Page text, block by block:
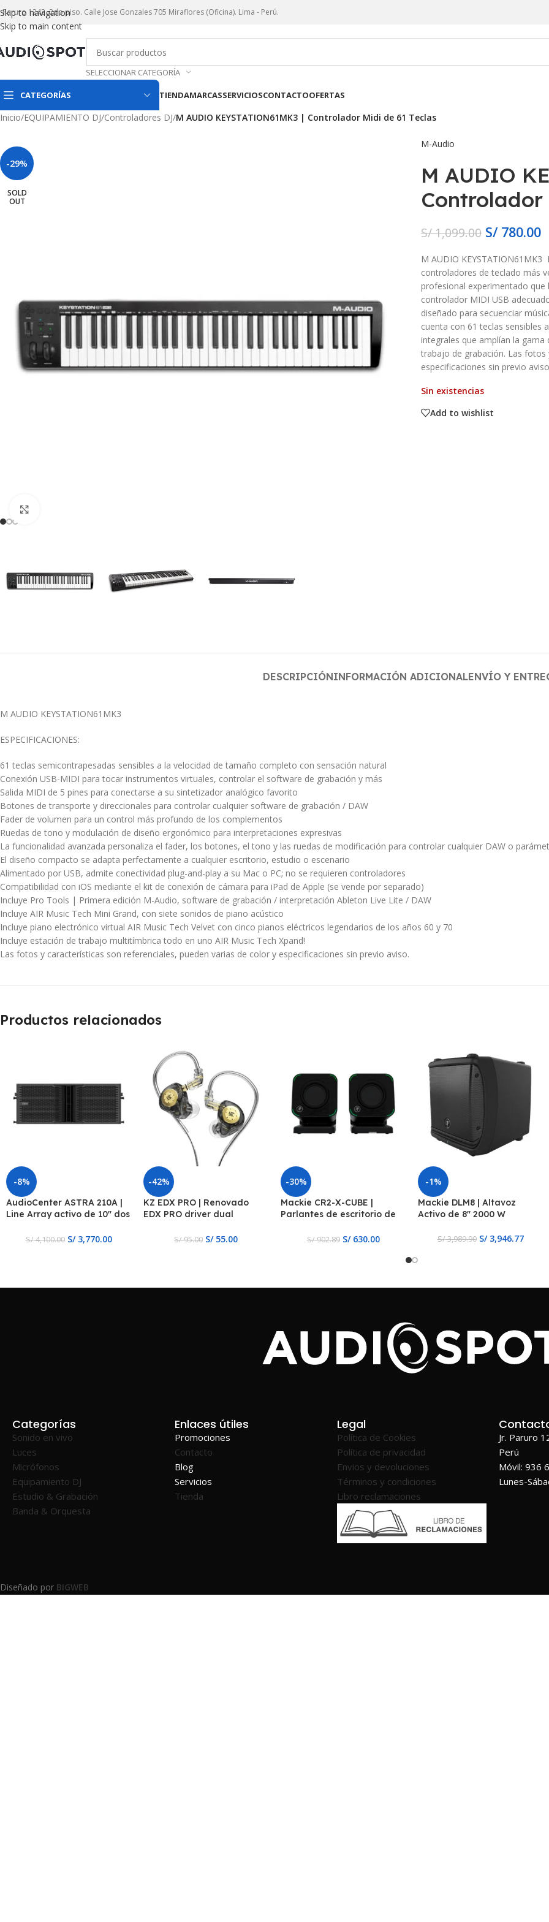
Skip to navigation
Skip to main content
Paruro 1242. 2do piso. Calle Jose Gonzales 705 Miraflores (Oficina). Lima - Perú.
SELECCIONAR CATEGORÍA
CATEGORÍAS TIENDAMARCASSERVICIOSCONTACTOOFERTAS
Inicio/EQUIPAMIENTO DJ/Controladores DJ/M AUDIO KEYSTATION61MK3 | Controlador Midi de 61 Teclas
-29%
SOLD
OUT
M-Audio
M AUDIO
Controlador
S/1,099.00 S/780.00
M AUDIO
controladores de teclado más
profesional experimentado
controlador MIDI USB
diseñado para secuenciar
cuenta con 61 teclas sensibles
integrales que amplían la
trabajo de grabación. Las fotos
especificaciones sin previo
Sin existencias
Add to wishlist
DESCRIPCIÓNINFORMACIÓN ADICIONALENVÍO Y
M AUDIO KEYSTATION61MK3
ESPECIFICACIONES:
61 teclas semicontrapesadas sensibles a la velocidad de tamaño completo con sensación natural
Conexión USB-MIDI para tocar instrumentos virtuales, controlar el software de grabación y más
Salida MIDI de 5 pines para conectarse a su sintetizador analógico favorito
Botones de transporte y direccionales para controlar cualquier software de grabación / DAW
Fader de volumen para un control más profundo de los complementos
Ruedas de tono y modulación de diseño ergonómico para interpretaciones expresivas
La funcionalidad avanzada personaliza el fader, los botones, el tono y las ruedas de modificación para controlar cualquier DAW o
El diseño compacto se adapta perfectamente a cualquier escritorio, estudio o escenario
Alimentado por USB, admite conectividad plug-and-play a su Mac o PC; no se requieren controladores
Compatibilidad con iOS mediante el kit de conexión de cámara para iPad de Apple (se vende por separado)
Incluye Pro Tools | Primera edición M-Audio, software de grabación / interpretación Ableton Live Lite / DAW
Incluye AIR Music Tech Mini Grand, con siete sonidos de piano acústico
Incluye piano electrónico virtual AIR Music Tech Velvet con cinco pianos eléctricos legendarios de los años 60 y 70
Incluye estación de trabajo multitímbrica todo en uno AIR Music Tech Xpand!
Las fotos y características son referenciales, pueden varias de color y especificaciones sin previo aviso.
Productos relacionados
-8%
AudioCenter ASTRA 210A |
Line Array activo de 10″ dos
S/4,100.00 S/3,770.00
-42%
KZ EDX PRO | Renovado
EDX PRO driver dual
S/95.00 S/55.00
-30%
Mackie CR2-X-CUBE |
Parlantes de escritorio de
S/902.89 S/630.00
-1%
Mackie DLM8 | Altavoz
Activo de 8″ 2000 W
S/3,989.90 S/3,946.77
Categorías
Sonido en vivo
Luces
Micrófonos
Equipamiento DJ
Estudio & Grabación
Banda & Orquesta
Enlaces útiles
Promociones
Contacto
Blog
Servicios
Tienda
Legal
Política de Cookies
Política de privacidad
Envios y devoluciones
Términos y condiciones
Libro reclamaciones
Jr. Paruro
Perú
Móvil: 936
Lunes-
Diseñado por BIGWEB